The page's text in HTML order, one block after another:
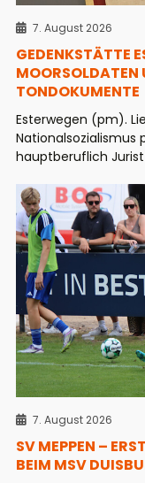
7. August 2026
GEDENKSTÄTTE
MOORSOLDATEN
TONDOKUMENTE
Esterwegen (pm).
Nationalsozialismus
hauptberuflich Jurist
7. August 2026
SV MEPPEN –
BEIM MSV